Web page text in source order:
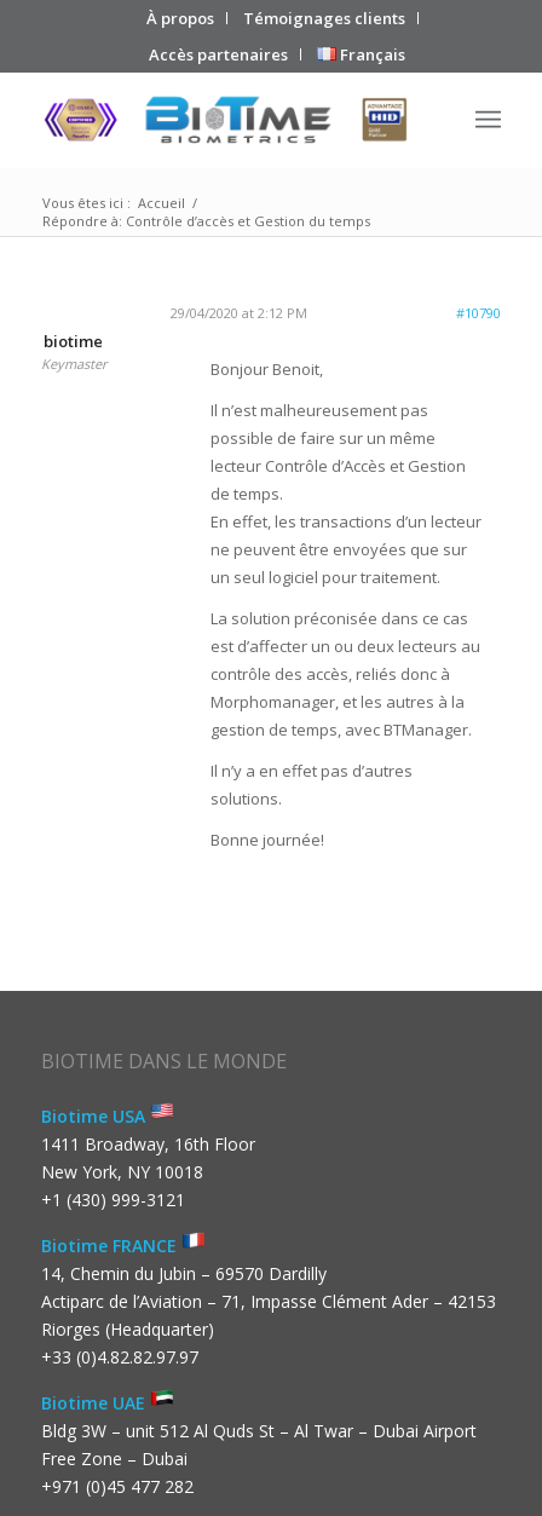
À propos
Témoignages clients
Accès partenaires
Français
Vous êtes ici : Accueil /
Répondre à: Contrôle d’accès et Gestion du temps
29/04/2020 at 2:12 PM #10790
biotime
Keymaster
Bonjour Benoit,
Il n’est malheureusement pas
possible de faire sur un même
lecteur Contrôle d’Accès et Gestion
de temps.
En effet, les transactions d’un lecteur
ne peuvent être envoyées que sur
un seul logiciel pour traitement.
La solution préconisée dans ce cas
est d’affecter un ou deux lecteurs au
contrôle des accès, reliés donc à
Morphomanager, et les autres à la
gestion de temps, avec BTManager.
Il n’y a en effet pas d’autres
solutions.
Bonne journée!
BIOTIME DANS LE MONDE
Biotime USA
1411 Broadway, 16th Floor
New York, NY 10018
+1 (430) 999-3121
Biotime FRANCE
14, Chemin du Jubin – 69570 Dardilly
Actiparc de l’Aviation – 71, Impasse Clément Ader – 42153
Riorges (Headquarter)
+33 (0)4.82.82.97.97
Biotime UAE
Bldg 3W – unit 512 Al Quds St – Al Twar – Dubai Airport
Free Zone – Dubai
+971 (0)45 477 282